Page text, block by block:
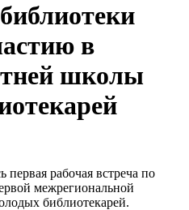
в
школы
первая рабочая встреча по
межрегиональной
библиотекарей.